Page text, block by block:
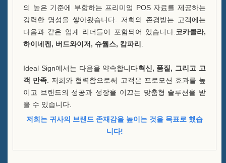
의 높은 기준에 부합하는 프리미엄 POS 자료를 제공하는
강력한 명성을 쌓아왔습니다. 저희의 존경받는 고객에는
다음과 같은 업계 리더들이 포함되어 있습니다. 코카콜라,
하이네켄, 버드와이저, 슈웹스, 캄파리
Ideal Sign에서는 다음을 약속합니다혁신, 품질, 그리고 고
객 만족 . 저희와 협력함으로써 고객은 프로모션 효과를 높
이고 브랜드의 성공과 성장을 이끄는 맞춤형 솔루션을 받
을 수 있습니다.
저희는 귀사의 브랜드 존재감을 높이는 것을 목표로 했습
니다!